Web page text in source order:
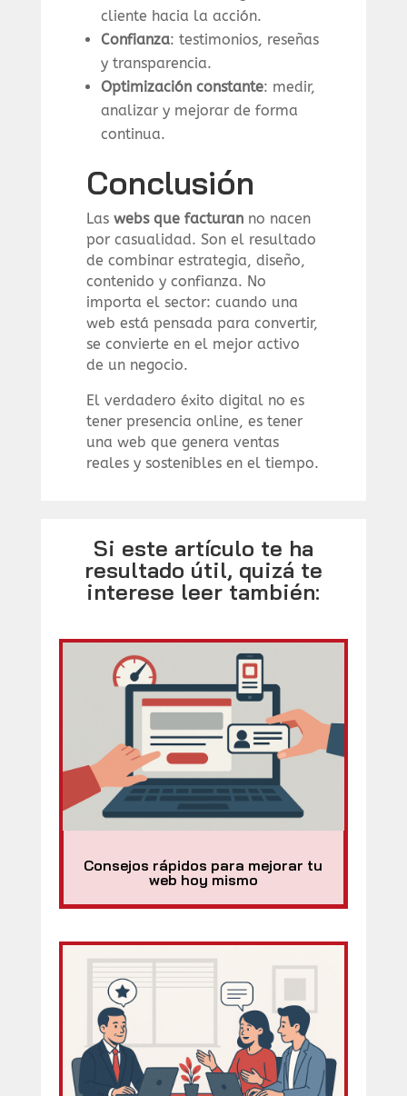
cliente hacia la acción.
Confianza: testimonios, reseñas
y transparencia.
Optimización constante: medir,
analizar y mejorar de forma
continua.
Conclusión
Las webs que facturanno nacen
por casualidad. Son el resultado
de combinar estrategia, diseño,
contenido y confianza. No
importa el sector: cuando una
web está pensada para convertir,
se convierte en el mejor activo
de un negocio.
El verdadero éxito digital no es
tener presencia online, es tener
una web que genera ventas
reales y sostenibles en el tiempo.
Si este artículo te ha
resultado útil, quizá te
interese leer también:
Consejos rápidos para mejorar tu
web hoy mismo